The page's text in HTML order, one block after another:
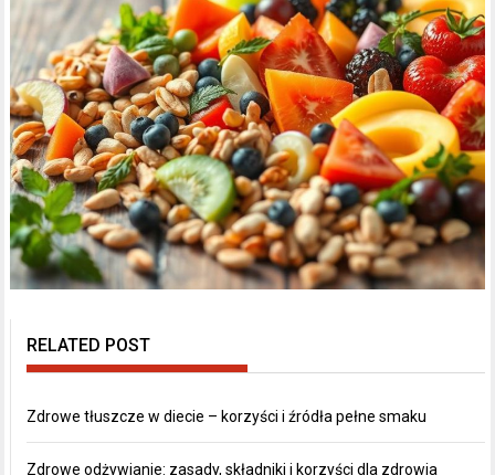
RELATED POST
Zdrowe tłuszcze w diecie – korzyści i źródła pełne smaku
Zdrowe odżywianie: zasady, składniki i korzyści dla zdrowia